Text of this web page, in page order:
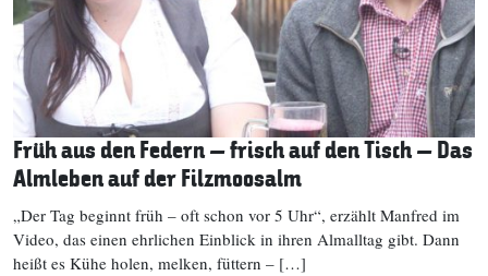
Früh aus den Federn – frisch auf den Tisch – Das
Almleben auf der Filzmoosalm
„Der Tag beginnt früh – oft schon vor 5 Uhr“, erzählt Manfred im
Video, das einen ehrlichen Einblick in ihren Almalltag gibt. Dann
heißt es Kühe holen, melken, füttern – […]